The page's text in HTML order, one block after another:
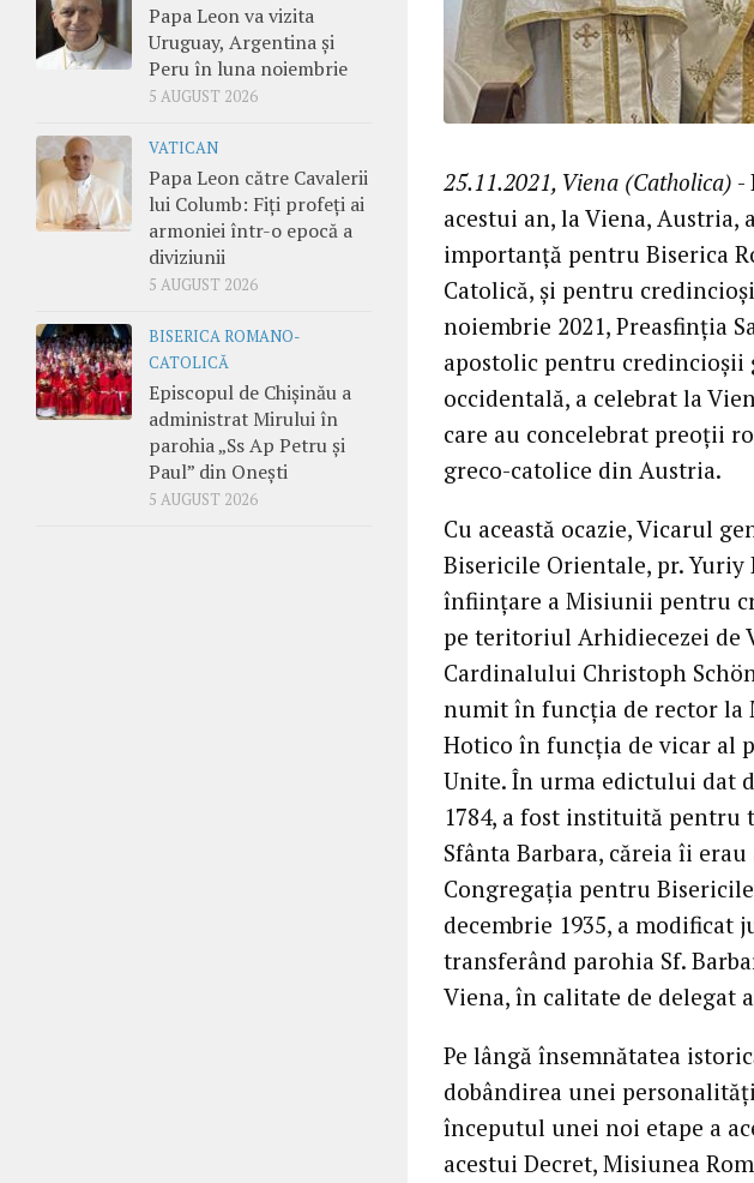
25.11.2021, Viena (Catholica) -
acestui an, la Viena,
importanță pentru Biserica
Catolică, și pentru
noiembrie 2021, Preasfinția
apostolic pentru
occidentală, a celebrat la
care au concelebrat preoții
greco-catolice din Austria.
Cu această ocazie, Vicarul
Bisericile Orientale, pr. Yuriy
înființare a Misiunii pentru
pe teritoriul Arhidiecezei de
Cardinalului Christoph
numit în funcția de rector la
Hotico în funcția de vicar al
Unite. În urma edictului dat
1784, a fost instituită
Sfânta Barbara, căreia îi
Congregația pentru
decembrie 1935, a modificat
transferând parohia Sf.
Viena, în calitate de delegat
Pe lângă însemnătatea
dobândirea unei
începutul unei noi etape a
acestui Decret, Misiunea
Papa Leon va vizita
Uruguay, Argentina și
Peru în luna noiembrie
5 AUGUST 2026
VATICAN
Papa Leon către Cavalerii
lui Columb: Fiți profeți ai
armoniei într-o epocă a
diviziunii
5 AUGUST 2026
BISERICA ROMANO-
CATOLICĂ
Episcopul de Chișinău a
administrat Mirului în
parohia „Ss Ap Petru și
Paul” din Onești
5 AUGUST 2026